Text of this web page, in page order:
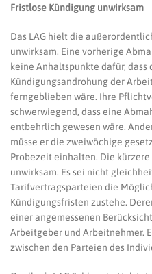
Fristlose Kündigung unwirksam
Das LAG hielt die
unwirksam. Eine vorherige
keine Anhaltspunkte dafür,
Kündigungsandrohung der
ferngeblieben wäre. Ihre
schwerwiegend, dass eine
entbehrlich gewesen wäre.
müsse er die zweiwöchige
Probezeit einhalten. Die
unwirksam. Es sei nicht
Tarifvertragsparteien die
Kündigungsfristen zustehe.
einer angemessenen
Arbeitgeber und Arbeitnehmer.
zwischen den Parteien des